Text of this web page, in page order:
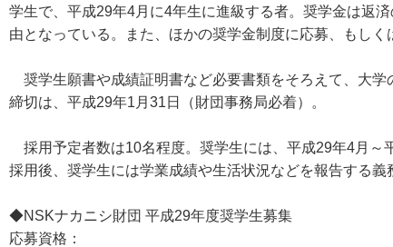
学生で、平成29年4月に4年生に進級する者。奨学金は返
由となっている。また、ほかの奨学金制度に応募、もしく
奨学生願書や成績証明書など必要書類をそろえて、大
締切は、平成29年1月31日（財団事務局必着）。
採用予定者数は10名程度。奨学生には、平成29年4月～
採用後、奨学生には学業成績や生活状況などを報告する義
◆NSKナカニシ財団 平成29年度奨学生募集
応募資格：